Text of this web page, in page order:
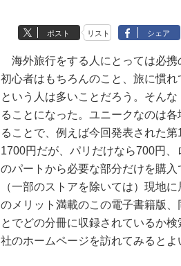
ポスト リスト シェア
海外旅行をする人にとっては必携
初心者はもちろんのこと、旅に慣
という人は多いことだろう。そん
ることになった。ユニークなのは
ることで、例えば今回発表された
1700円だが、パリだけなら700円
のパートから必要な部分だけを購
（一部のストアを除いては）現地
のメリット満載のこの電子書籍版
とでどの分冊に収録されているか
社のホームページを訪れてみるとよ